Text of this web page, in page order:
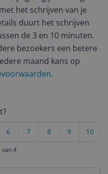
het schrijven van je
duurt het schrijven
de 3 en 10 minuten.
bezoekers een betere
maand kans op
10
9
8
7
6
van 4